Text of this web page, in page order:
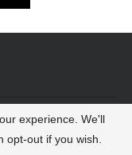
Reserved
experience. We'll
opt-out if you wish.